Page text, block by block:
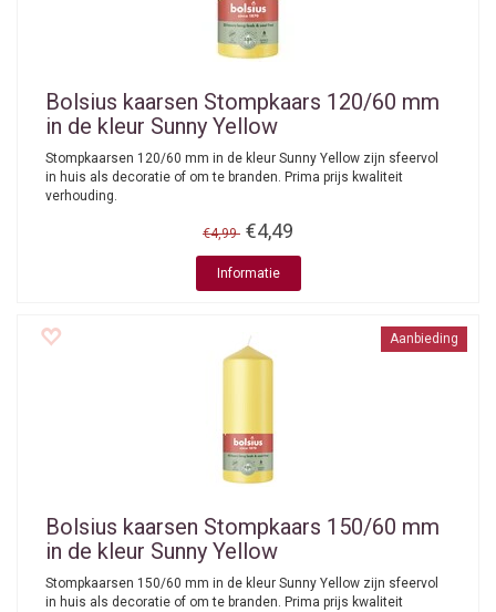
Bolsius kaarsen Stompkaars 120/60 mm
in de kleur Sunny Yellow
Stompkaarsen 120/60 mm in de kleur Sunny Yellow zijn sfeervol
in huis als decoratie of om te branden. Prima prijs kwaliteit
verhouding.
€4,99 €4,49
Informatie
Aanbieding
Bolsius kaarsen Stompkaars 150/60 mm
in de kleur Sunny Yellow
Stompkaarsen 150/60 mm in de kleur Sunny Yellow zijn sfeervol
in huis als decoratie of om te branden. Prima prijs kwaliteit